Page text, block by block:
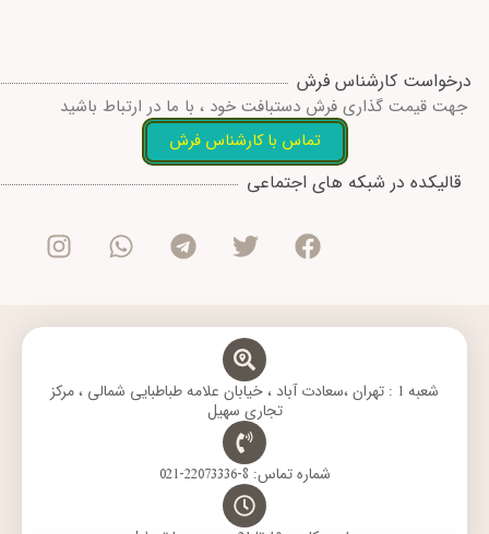
درخواست کارشناس فرش
جهت قیمت گذاری فرش دستبافت خود ، با ما در ارتباط باشید
تماس با کارشناس فرش
قالیکده در شبکه های اجتماعی
F
c
e
o
T
i
t
e
r
T
l
e
r
W
a
t
a
I
s
t
g
m
شعبه 1 : تهران ،سعادت آباد ، خیابان علامه طباطبایی شمالی ، مرکز
تجاری سهیل
شماره تماس: 8-22073336-021